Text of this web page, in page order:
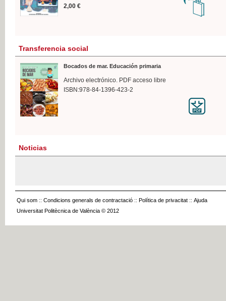
2,00 €
Transferencia social
Bocados de mar. Educación primaria
Archivo electrónico. PDF acceso libre
ISBN:978-84-1396-423-2
Noticias
Qui som :: Condicions generals de contractació :: Política de privacitat :: Ajuda
Universitat Politècnica de València © 2012